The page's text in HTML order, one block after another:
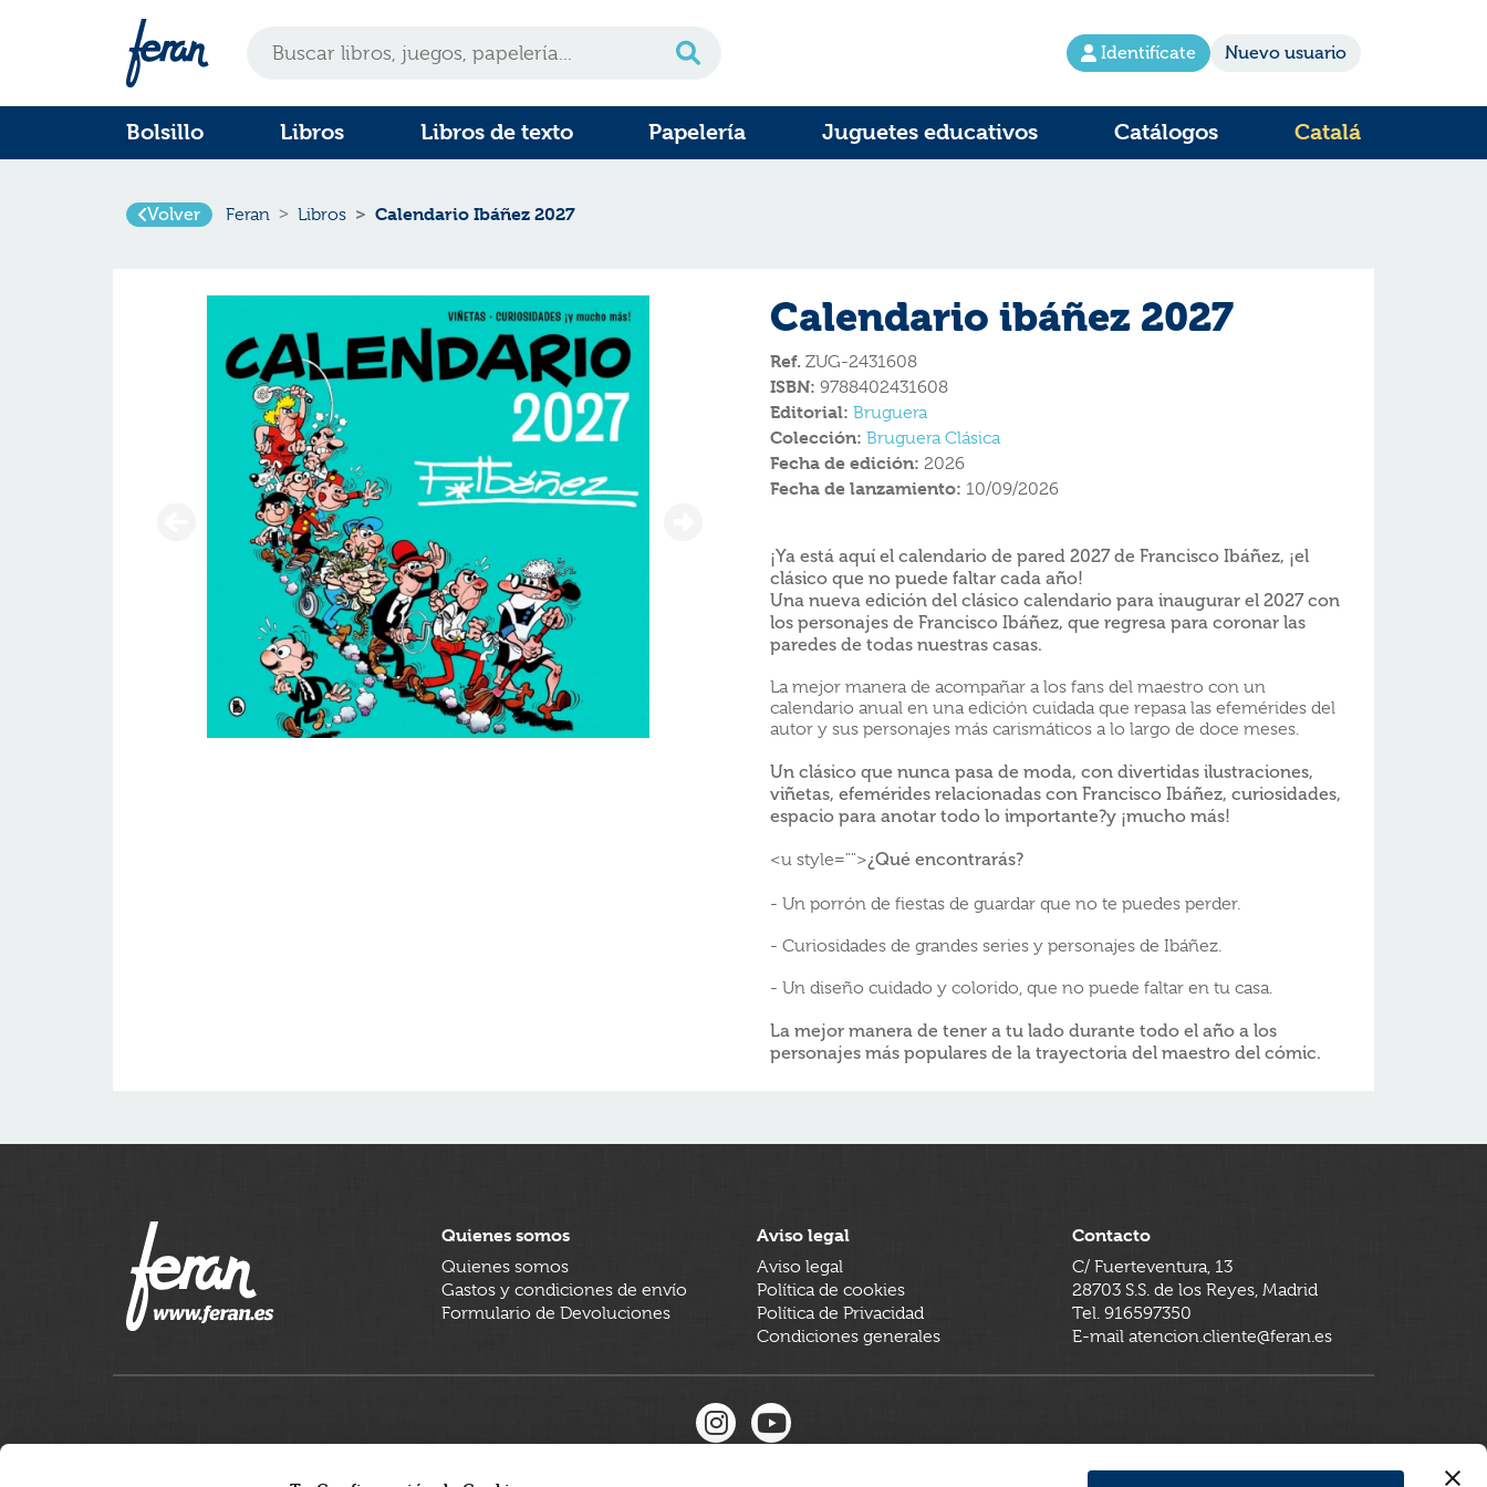
Identifícate Nuevo usuario
Bolsillo Libros Libros de texto Papelería Juguetes educativos Catálogos Catalá
Volver Feran Libros Calendario Ibáñez 2027
Calendario ibáñez 2027
Ref. ZUG-2431608
ISBN: 9788402431608
Editorial: Bruguera
Colección: Bruguera Clásica
Fecha de edición: 2026
Fecha de lanzamiento: 10/09/2026
¡Ya está aquí el calendario de pared 2027 de Francisco Ibáñez, ¡el
clásico que no puede faltar cada año!
Una nueva edición del clásico calendario para inaugurar el 2027 con
los personajes de Francisco Ibáñez, que regresa para coronar las
paredes de todas nuestras casas.
La mejor manera de acompañar a los fans del maestro con un
calendario anual en una edición cuidada que repasa las efemérides del
autor y sus personajes más carismáticos a lo largo de doce meses.
Un clásico que nunca pasa de moda, con divertidas ilustraciones,
viñetas, efemérides relacionadas con Francisco Ibáñez, curiosidades,
espacio para anotar todo lo importante?y ¡mucho más!
<u style="">¿Qué encontrarás?
- Un porrón de fiestas de guardar que no te puedes perder.
- Curiosidades de grandes series y personajes de Ibáñez.
- Un diseño cuidado y colorido, que no puede faltar en tu casa.
La mejor manera de tener a tu lado durante todo el año a los
personajes más populares de la trayectoria del maestro del cómic.
Quienes somos
Quienes somos
Gastos y condiciones de envío
Formulario de Devoluciones
Aviso legal
Aviso legal
Política de cookies
Política de Privacidad
Condiciones generales
Contacto
C/ Fuerteventura, 13
28703 S.S. de los Reyes, Madrid
Tel. 916597350
E-mail atencion.cliente@feran.es